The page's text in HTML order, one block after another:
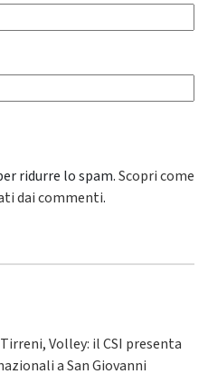
ridurre lo spam.Scopri come
dai commenti.
Volley: il CSI presenta
a San Giovanni